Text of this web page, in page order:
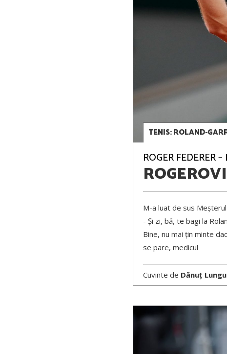
TENIS: ROLAND-
ROGER FEDERER
M-a luat de sus Meșterul:
- Și zi, bă, te bagi la
Bine, nu mai țin minte
se pare, medicul
Cuvinte de Dănuț Lungu